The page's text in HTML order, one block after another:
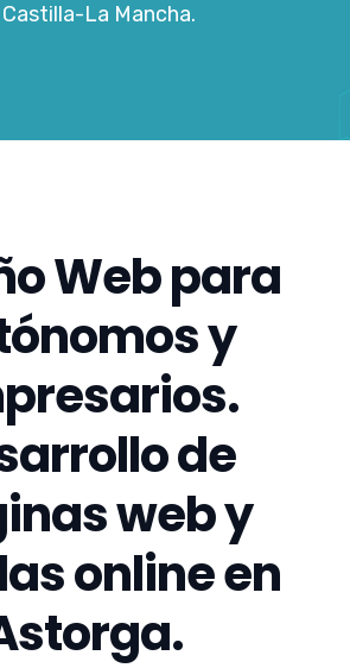
La Mancha.
Web para
y
de
web y
online en